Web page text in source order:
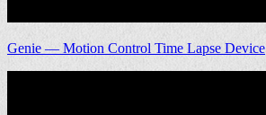
Genie — Motion Control Time Lapse Device